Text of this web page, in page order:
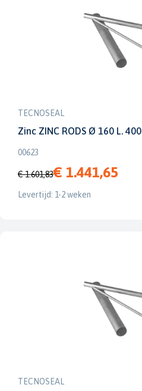
TECNOSEAL
Zinc ZINC RODS Ø 160 L. 400
00623
€ 1.601,83€ 1.441,65
Levertijd: 1-2 weken
TECNOSEAL